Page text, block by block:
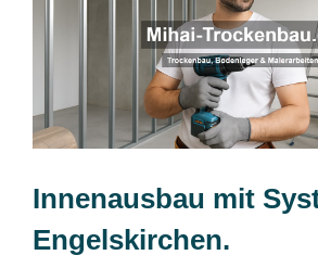
Innenausbau mit
Engelskirchen.